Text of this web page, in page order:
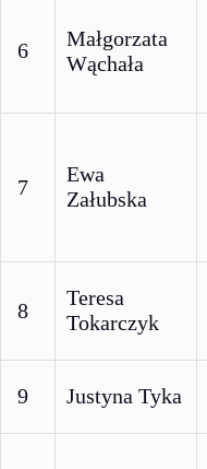
6
Małgorzata
Wąchała
7
Ewa
Załubska
8
Teresa
Tokarczyk
9 Justyna Tyka